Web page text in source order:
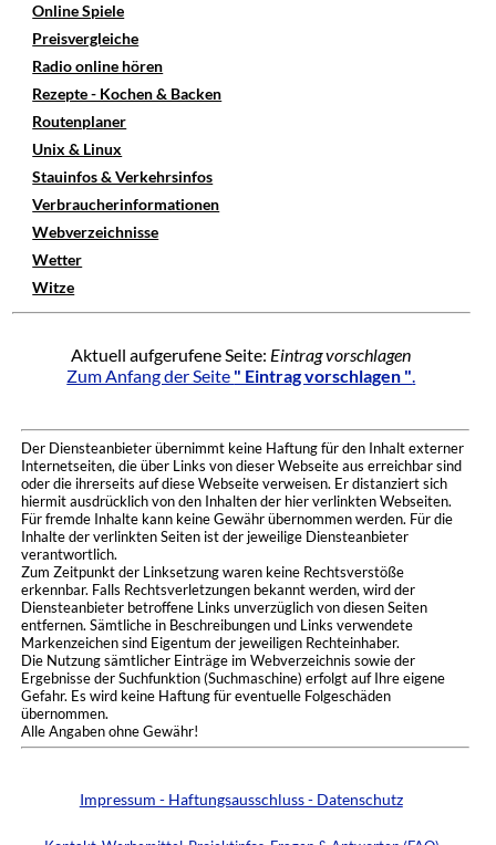
Online Spiele
Preisvergleiche
Radio online hören
Rezepte - Kochen & Backen
Routenplaner
Unix & Linux
Stauinfos & Verkehrsinfos
Verbraucherinformationen
Webverzeichnisse
Wetter
Witze
Aktuell aufgerufene Seite: Eintrag vorschlagen
Zum Anfang der Seite " Eintrag vorschlagen ".
Der Diensteanbieter übernimmt keine Haftung für den Inhalt externer
Internetseiten, die über Links von dieser Webseite aus erreichbar sind
oder die ihrerseits auf diese Webseite verweisen. Er distanziert sich
hiermit ausdrücklich von den Inhalten der hier verlinkten Webseiten.
Für fremde Inhalte kann keine Gewähr übernommen werden. Für die
Inhalte der verlinkten Seiten ist der jeweilige Diensteanbieter
verantwortlich.
Zum Zeitpunkt der Linksetzung waren keine Rechtsverstöße
erkennbar. Falls Rechtsverletzungen bekannt werden, wird der
Diensteanbieter betroffene Links unverzüglich von diesen Seiten
entfernen. Sämtliche in Beschreibungen und Links verwendete
Markenzeichen sind Eigentum der jeweiligen Rechteinhaber.
Die Nutzung sämtlicher Einträge im Webverzeichnis sowie der
Ergebnisse der Suchfunktion (Suchmaschine) erfolgt auf Ihre eigene
Gefahr. Es wird keine Haftung für eventuelle Folgeschäden
übernommen.
Alle Angaben ohne Gewähr!
Impressum - Haftungsausschluss - Datenschutz